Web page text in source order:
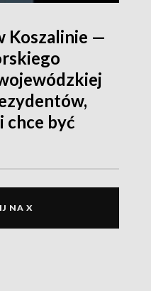
Koszalinie —
chce być
NA X